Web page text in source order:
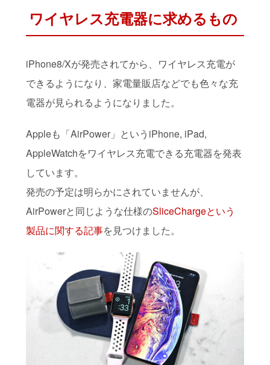
ワイヤレス充電器に求めるもの
iPhone8/Xが発売されてから、ワイヤレス充電が
できるようになり、家電量販店などでも色々な充
電器が見られるようになりました。
Appleも「AirPower」というiPhone, iPad,
AppleWatchをワイヤレス充電できる充電器を発表
しています。
発売の予定は明らかにされていませんが、
AirPowerと同じような仕様のSliceChargeという
製品に関する記事を見つけました。